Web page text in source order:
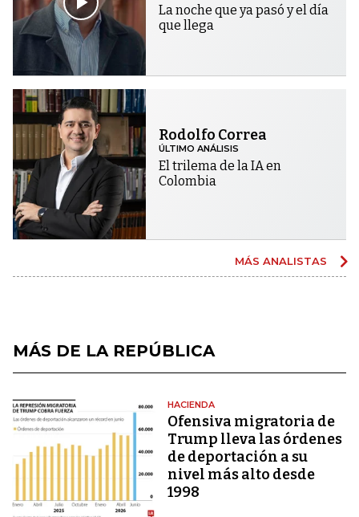
La noche que ya pasó y el día
que llega
Rodolfo Correa
ÚLTIMO ANÁLISIS
El trilema de la IA en
Colombia
MÁS ANALISTAS
MÁS DE LA REPÚBLICA
HACIENDA
Ofensiva migratoria de
Trump lleva las órdenes
de deportación a su
nivel más alto desde
1998